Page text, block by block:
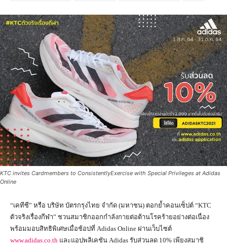
KTC invites Cardmembers to ConsistentlyExercise with Special Privileges at Adidas
Online
“เคทีซี” หรือ บริษัท บัตรกรุงไทย จำกัด (มหาชน) ตอกย้ำคอนเซ็ปต์ “KTC
ตัวจริงเรื่องกีฬา” ชวนสมาชิกออกกำลังกายต่อต้านโรคร้ายอย่างต่อเนื่อง
พร้อมมอบสิทธิพิเศษเมื่อช้อปที่ Adidas Online ผ่านเว็บไซต์
www.adidas.co.th และแอปพลิเคชัน Adidas รับส่วนลด 10% เพียงสมาชิ